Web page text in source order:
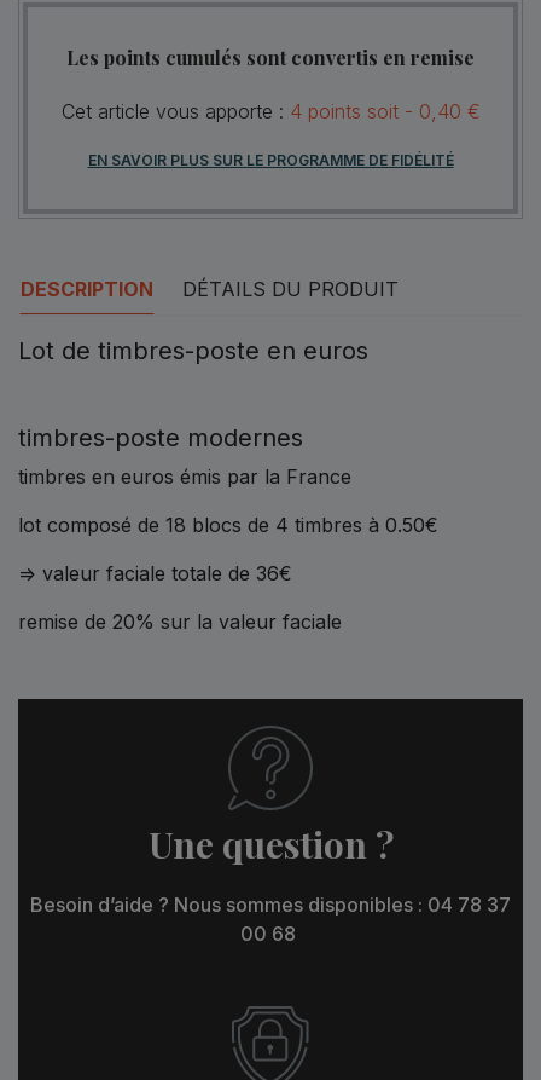
Les points cumulés sont convertis en remise
Cet article vous apporte : 4 points soit - 0,40 €
EN SAVOIR PLUS SUR LE PROGRAMME DE FIDÉLITÉ
DESCRIPTION DÉTAILS DU PRODUIT
Lot de timbres-poste en euros
timbres-poste modernes
timbres en euros émis par la France
lot composé de 18 blocs de 4 timbres à 0.50€
=> valeur faciale totale de 36€
remise de 20% sur la valeur faciale
Une question ?
Besoin d’aide ? Nous sommes disponibles : 04 78 37
00 68